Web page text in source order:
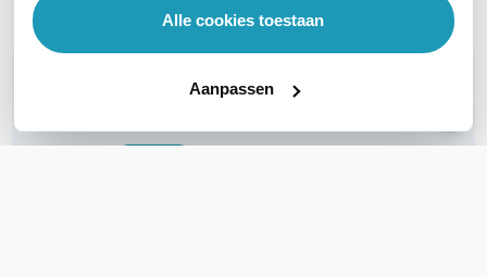
Alle cookies toestaan
Aanpassen